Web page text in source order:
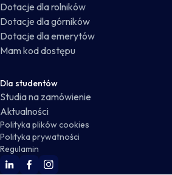
Dotacje dla rolników
Dotacje dla górników
Dotacje dla emerytów
Mam kod dostępu
Dla studentów
Studia na zamówienie
Aktualności
Polityka plików cookies
Polityka prywatności
Regulamin
WSKZ Linkedin
WSKZ Facebook
WSKZ Instagram